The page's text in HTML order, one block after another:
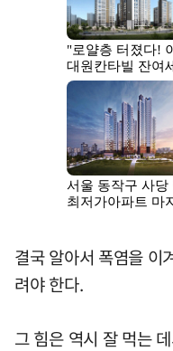
결국 알아서 폭염을 이
려야 한다.
그 힘은 역시 잘 먹는